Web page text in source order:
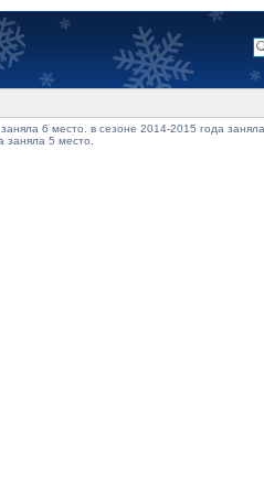
6 место. в сезоне 2014-2015 года
заняла 5 место.